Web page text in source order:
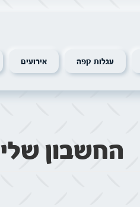
עגלות קפה אירועים
החשבון שלי